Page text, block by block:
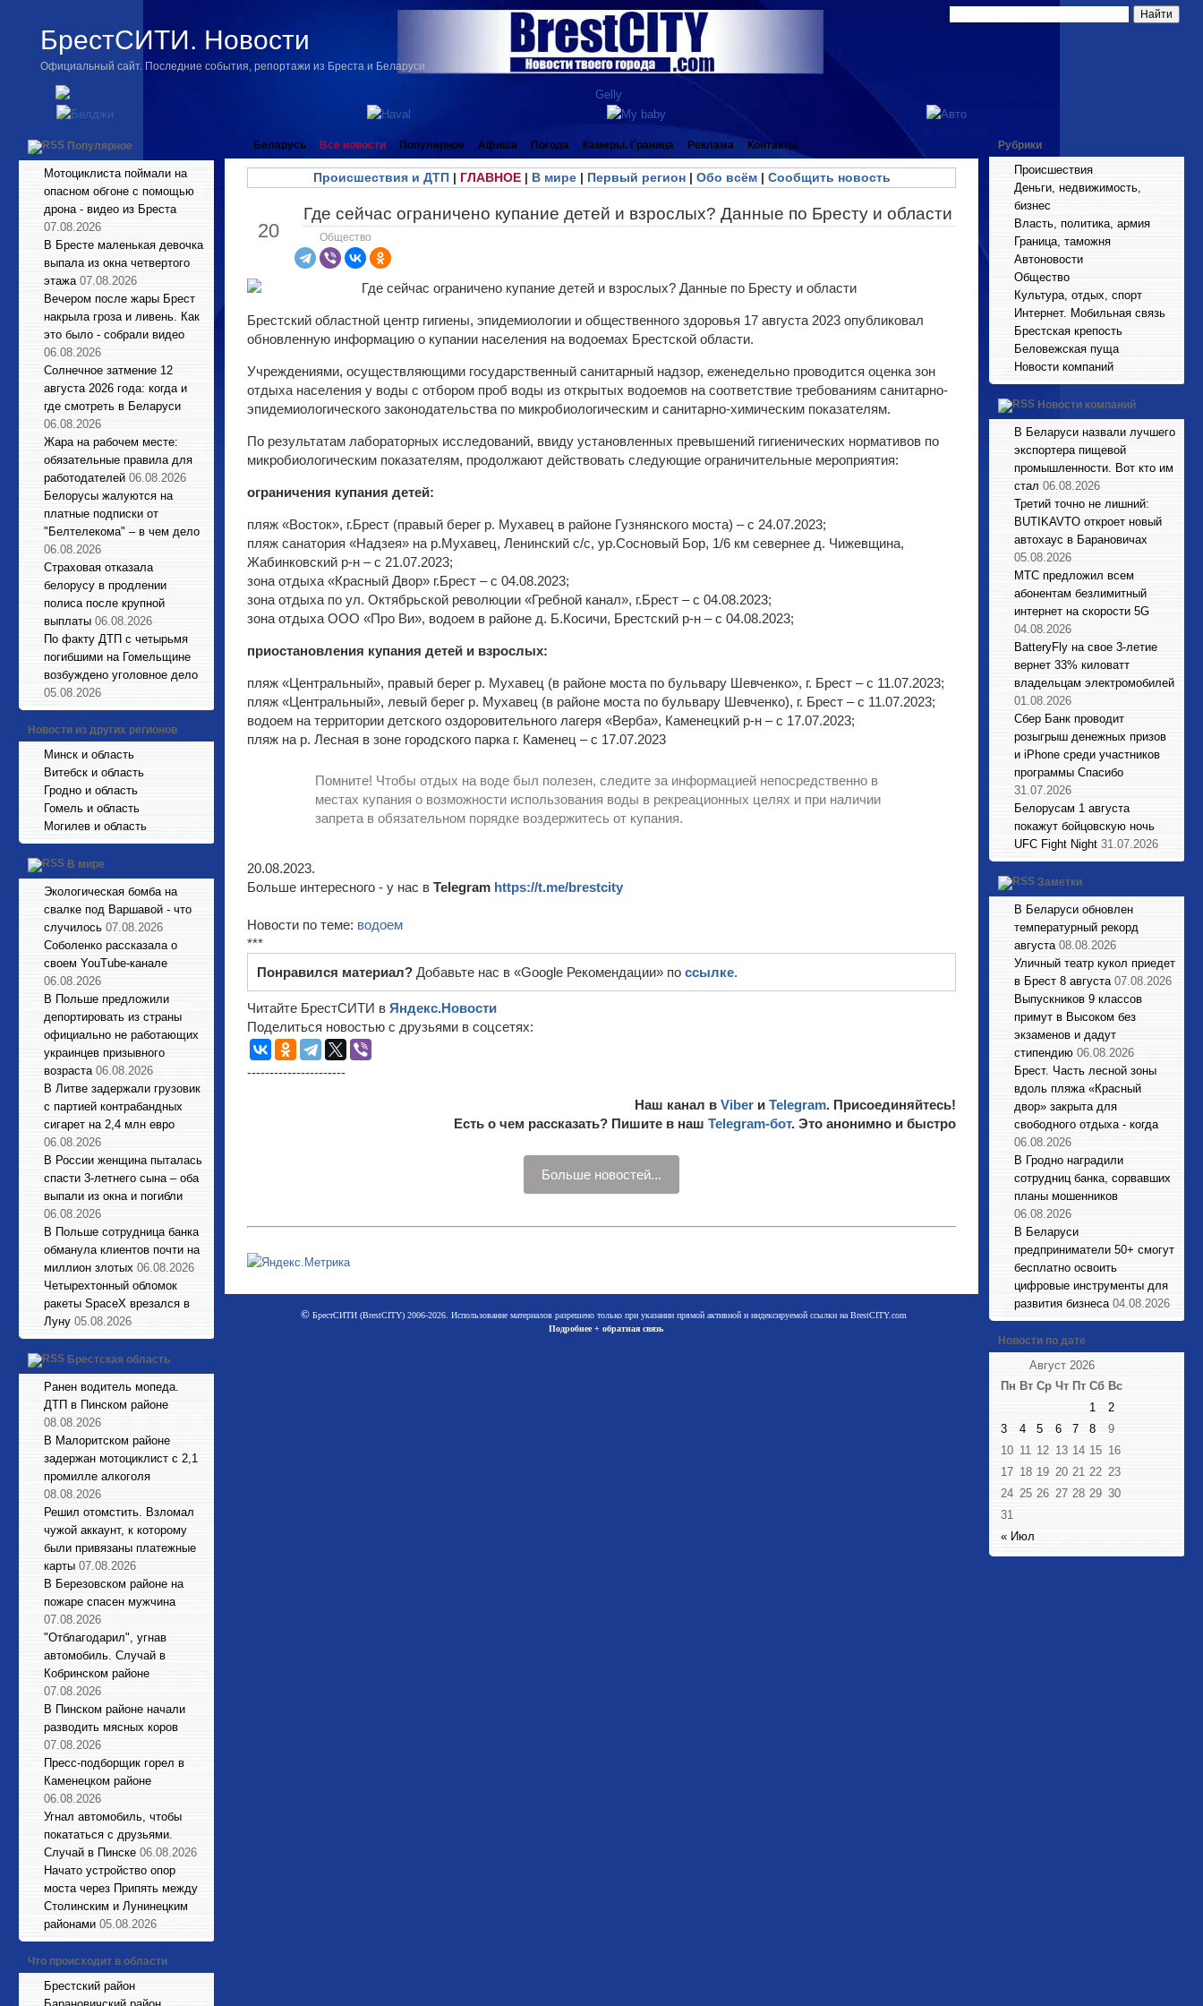
БрестСИТИ. Новости
Официальный сайт. Последние события, репортажи из Бреста и Беларуси
Популярное
Мотоциклиста поймали на
опасном обгоне с помощью
дрона - видео из Бреста
07.08.2026
В Бресте маленькая девочка
выпала из окна четвертого
этажа 07.08.2026
Вечером после жары Брест
накрыла гроза и ливень. Как
это было - собрали видео
06.08.2026
Солнечное затмение 12
августа 2026 года: когда и
где смотреть в Беларуси
06.08.2026
Жара на рабочем месте:
обязательные правила для
работодателей 06.08.2026
Белорусы жалуются на
платные подписки от
"Белтелекома" – в чем дело
06.08.2026
Страховая отказала
белорусу в продлении
полиса после крупной
выплаты 06.08.2026
По факту ДТП с четырьмя
погибшими на Гомельщине
возбуждено уголовное дело
05.08.2026
Новости из других регионов
Минск и область
Витебск и область
Гродно и область
Гомель и область
Могилев и область
В мире
Экологическая бомба на
свалке под Варшавой - что
случилось 07.08.2026
Соболенко рассказала о
своем YouTube-канале
06.08.2026
В Польше предложили
депортировать из страны
официально не работающих
украинцев призывного
возраста 06.08.2026
В Литве задержали грузовик
с партией контрабандных
сигарет на 2,4 млн евро
06.08.2026
В России женщина пыталась
спасти 3-летнего сына – оба
выпали из окна и погибли
06.08.2026
В Польше сотрудница банка
обманула клиентов почти на
миллион злотых 06.08.2026
Четырехтонный обломок
ракеты SpaceX врезался в
Луну 05.08.2026
Брестская область
Ранен водитель мопеда.
ДТП в Пинском районе
08.08.2026
В Малоритском районе
задержан мотоциклист с 2,1
промилле алкоголя
08.08.2026
Решил отомстить. Взломал
чужой аккаунт, к которому
были привязаны платежные
карты 07.08.2026
В Березовском районе на
пожаре спасен мужчина
07.08.2026
"Отблагодарил", угнав
автомобиль. Случай в
Кобринском районе
07.08.2026
В Пинском районе начали
разводить мясных коров
07.08.2026
Пресс-подборщик горел в
Каменецком районе
06.08.2026
Угнал автомобиль, чтобы
покататься с друзьями.
Случай в Пинске 06.08.2026
Начато устройство опор
моста через Припять между
Столинским и Лунинецким
районами 05.08.2026
Что происходит в области
Брестский район
Беларусь Все новости Популярное Афиша Погода Камеры. Граница Реклама Контакты
Происшествия и ДТП| ГЛАВНОЕ| В мире| Первый регион| Обо всём| Сообщить новость
20
Где сейчас ограничено купание детей и взрослых? Данные по Бресту и области
Общество
Брестский областной центр гигиены, эпидемиологии и общественного здоровья 17 августа 2023 опубликовал
обновленную информацию о купании населения на водоемах Брестской области.
Учреждениями, осуществляющими государственный санитарный надзор, еженедельно проводится оценка зон
отдыха населения у воды с отбором проб воды из открытых водоемов на соответствие требованиям санитарно-
эпидемиологического законодательства по микробиологическим и санитарно-химическим показателям.
По результатам лабораторных исследований, ввиду установленных превышений гигиенических нормативов по
микробиологическим показателям, продолжают действовать следующие ограничительные мероприятия:
ограничения купания детей:
пляж «Восток», г.Брест (правый берег р. Мухавец в районе Гузнянского моста) – с 24.07.2023;
пляж санатория «Надзея» на р.Мухавец, Ленинский с/с, ур.Сосновый Бор, 1/6 км севернее д. Чижевщина,
Жабинковский р-н – с 21.07.2023;
зона отдыха «Красный Двор» г.Брест – с 04.08.2023;
зона отдыха по ул. Октябрьской революции «Гребной канал», г.Брест – с 04.08.2023;
зона отдыха ООО «Про Ви», водоем в районе д. Б.Косичи, Брестский р-н – с 04.08.2023;
приостановления купания детей и взрослых:
пляж «Центральный», правый берег р. Мухавец (в районе моста по бульвару Шевченко», г. Брест – с 11.07.2023;
пляж «Центральный», левый берег р. Мухавец (в районе моста по бульвару Шевченко), г. Брест – с 11.07.2023;
водоем на территории детского оздоровительного лагеря «Верба», Каменецкий р-н – с 17.07.2023;
пляж на р. Лесная в зоне городского парка г. Каменец – с 17.07.2023
Помните! Чтобы отдых на воде был полезен, следите за информацией непосредственно в
местах купания о возможности использования воды в рекреационных целях и при наличии
запрета в обязательном порядке воздержитесь от купания.
20.08.2023.
Больше интересного - у нас в Telegram https://t.me/brestcity
Новости по теме: водоем
***
Понравился материал? Добавьте нас в «Google Рекомендации» по ссылке.
Читайте БрестСИТИ в Яндекс.Новости
Поделиться новостью с друзьями в соцсетях:
----------------------
Наш канал в Viber и Telegram. Присоединяйтесь!
Есть о чем рассказать? Пишите в наш Telegram-бот. Это анонимно и быстро
Больше новостей...
©БрестСИТИ (BrestCITY) 2006-2026. Использование материалов разрешено только при указании прямой активной и индексируемой ссылки на BrestCITY.com
Подробнее + обратная связь
Рубрики
Происшествия
Деньги, недвижимость,
бизнес
Власть, политика, армия
Граница, таможня
Автоновости
Общество
Культура, отдых, спорт
Интернет. Мобильная связь
Брестская крепость
Беловежская пуща
Новости компаний
Новости компаний
В Беларуси назвали лучшего
экспортера пищевой
промышленности. Вот кто им
стал 06.08.2026
Третий точно не лишний:
BUTIKAVTO откроет новый
автохаус в Барановичах
05.08.2026
МТС предложил всем
абонентам безлимитный
интернет на скорости 5G
04.08.2026
BatteryFly на свое 3-летие
вернет 33% киловатт
владельцам электромобилей
01.08.2026
Сбер Банк проводит
розыгрыш денежных призов
и iPhone среди участников
программы Спасибо
31.07.2026
Белорусам 1 августа
покажут бойцовскую ночь
UFC Fight Night 31.07.2026
Заметки
В Беларуси обновлен
температурный рекорд
августа 08.08.2026
Уличный театр кукол приедет
в Брест 8 августа 07.08.2026
Выпускников 9 классов
примут в Высоком без
экзаменов и дадут
стипендию 06.08.2026
Брест. Часть лесной зоны
вдоль пляжа «Красный
двор» закрыта для
свободного отдыха - когда
06.08.2026
В Гродно наградили
сотрудниц банка, сорвавших
планы мошенников
06.08.2026
В Беларуси
предприниматели 50+ смогут
бесплатно освоить
цифровые инструменты для
развития бизнеса 04.08.2026
Новости по дате
Август 2026
Пн Вт Ср Чт Пт Сб Вс
« Июл
1
2
3
4 5 6 7 8
9
10 11 12 13 14 15 16
17 18 19 20 21 22 23
24 25 26 27 28 29 30
31